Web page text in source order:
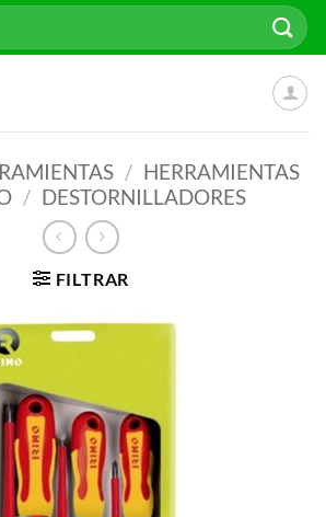
/ HERRAMIENTAS
/ DESTORNILLADORES
FILTRAR